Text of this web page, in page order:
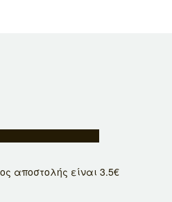
αποστολής είναι 3.5€